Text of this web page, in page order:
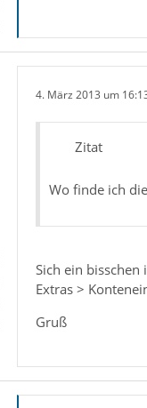
4. März 2013 um
Zitat
Wo finde ich
Sich ein
Extras >
Gruß